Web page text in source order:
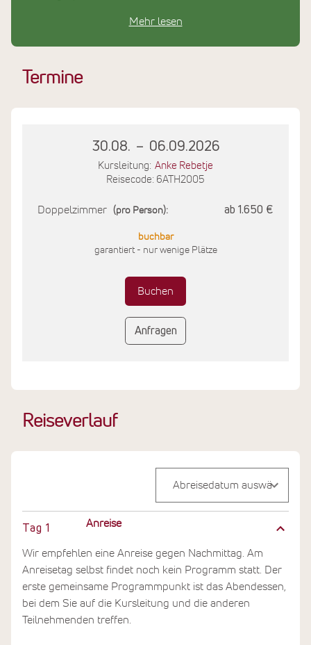
Die Bauweise mit regionalem Holz, Schafwolle und
Granderwasser in allen Leitungen sind Teil des
besonders energiesparend mit Niedrigtemperatur-
Mehr lesen
Reiseverlauf
Tag 1 Anreise
Wir empfehlen eine Anreise gegen Nachmittag. Am
Anreisetag selbst findet noch kein Programm statt. Der
erste gemeinsame Programmpunkt ist das Abendessen,
bei dem Sie auf die Kursleitung und die anderen
Teilnehmenden treffen.
Termine
30.08. – 06.09.2026
Kursleitung: Anke Rebetje
Reisecode: 6ATH2005
Doppelzimmer (pro Person): ab 1.650 €
buchbar
garantiert - nur wenige Plätze
Buchen
Anfragen